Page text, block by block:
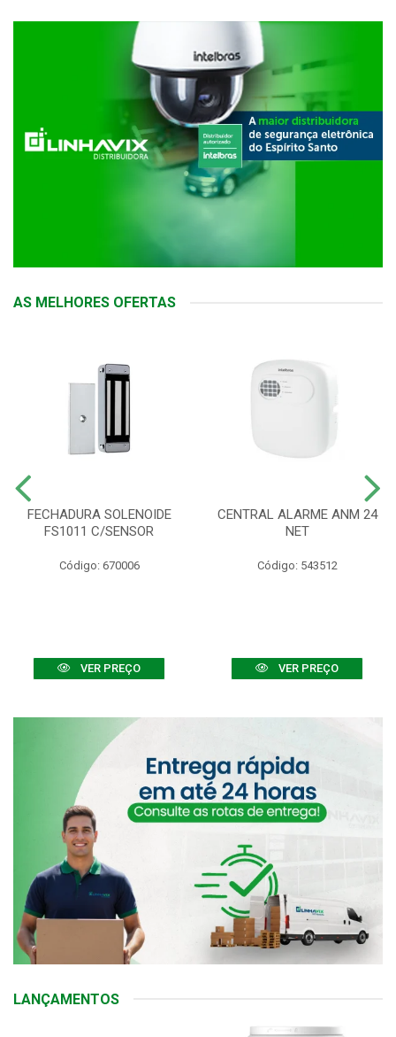
AS MELHORES OFERTAS
FECHADURA SOLENOIDE
FS1011 C/SENSOR
Código: 670006
VER PREÇO
CENTRAL ALARME ANM 24
NET
Código: 543512
VER PREÇO
LANÇAMENTOS